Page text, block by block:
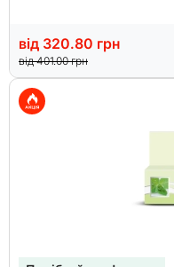
від 320.80 грн
від 401.00грн